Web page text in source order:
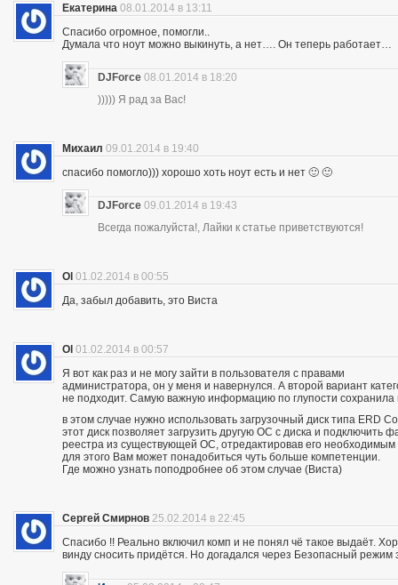
Екатерина 08.01.2014 в 13:11
Спасибо огромное, помогли..
Думала что ноут можно выкинуть, а нет…. Он теперь работает…
DJForce 08.01.2014 в 18:20
))))) Я рад за Вас!
Михаил 09.01.2014 в 19:40
спасибо помогло))) хорошо хоть ноут есть и нет 🙂 🙂
DJForce 09.01.2014 в 19:43
Всегда пожалуйста!, Лайки к статье приветствуются!
Ol 01.02.2014 в 00:55
Да, забыл добавить, это Виста
Ol 01.02.2014 в 00:57
Я вот как раз и не могу зайти в пользователя с правами
администратора, он у меня и навернулся. А второй вариант
не подходит. Самую важную информацию по глупости сохранила
в этом случае нужно использовать загрузочный диск типа ERD
этот диск позволяет загрузить другую ОС с диска и подключить
реестра из существующей ОС, отредактировав его
для этого Вам может понадобиться чуть больше компетенции.
Где можно узнать поподробнее об этом случае (Виста)
Сергей Смирнов 25.02.2014 в 22:45
Спасибо !! Реально включил комп и не понял чё такое выдаёт.
винду сносить придётся. Но догадался через Безопасный